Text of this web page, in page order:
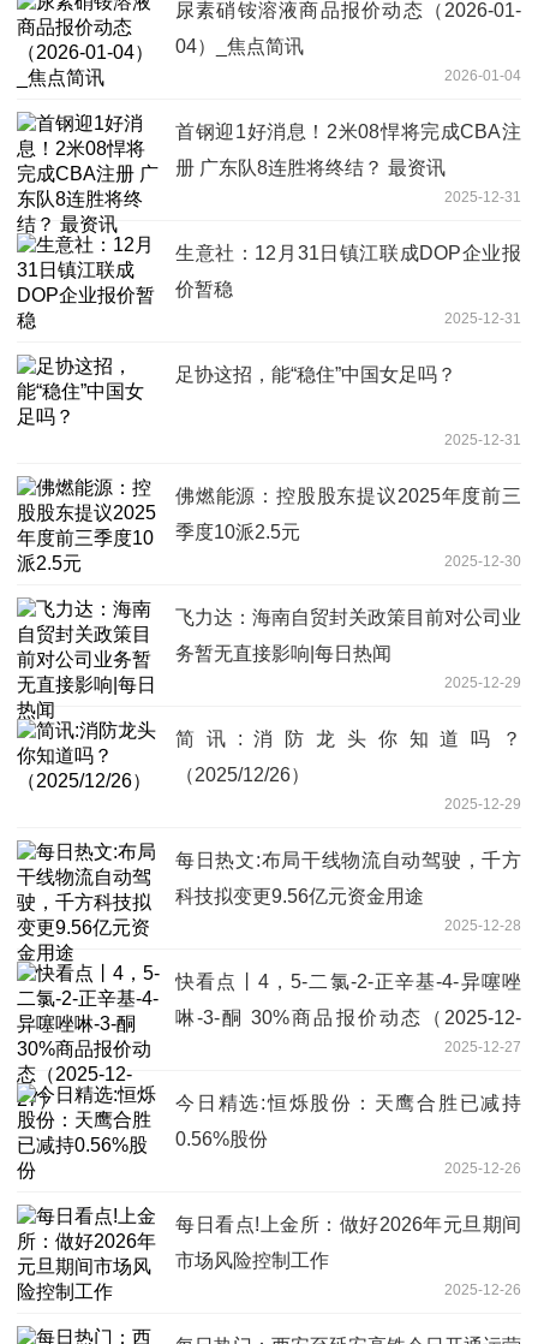
尿素硝铵溶液商品报价动态（2026-01-
04）_焦点简讯
2026-01-04
首钢迎1好消息！2米08悍将完成CBA注
册 广东队8连胜将终结？ 最资讯
2025-12-31
生意社：12月31日镇江联成DOP企业报
价暂稳
2025-12-31
足协这招，能“稳住”中国女足吗？
2025-12-31
佛燃能源：控股股东提议2025年度前三
季度10派2.5元
2025-12-30
飞力达：海南自贸封关政策目前对公司业
务暂无直接影响|每日热闻
2025-12-29
简讯:消防龙头你知道吗？
（2025/12/26）
2025-12-29
每日热文:布局干线物流自动驾驶，千方
科技拟变更9.56亿元资金用途
2025-12-28
快看点丨4，5-二氯-2-正辛基-4-异噻唑
啉-3-酮 30%商品报价动态（2025-12-
2025-12-27
今日精选:恒烁股份：天鹰合胜已减持
0.56%股份
2025-12-26
每日看点!上金所：做好2026年元旦期间
市场风险控制工作
2025-12-26